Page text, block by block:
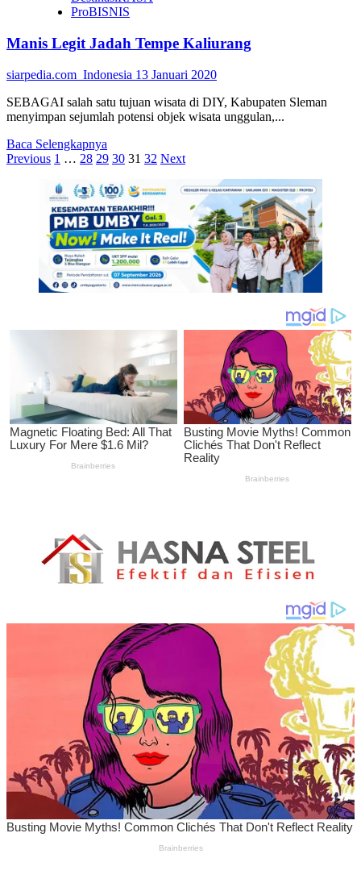
ProBISNIS
Manis Legit Jadah Tempe Kaliurang
siarpedia.com_Indonesia 13 Januari 2020
SEBAGAI salah satu tujuan wisata di DIY, Kabupaten Sleman
menyimpan sejumlah potensi objek wisata unggulan,...
Baca Selengkapnya
more
Manis
Legit
Jadah
Tempe
Kaliurang
Paginasi
Previous 1 … 28 29 30 31 32 Next